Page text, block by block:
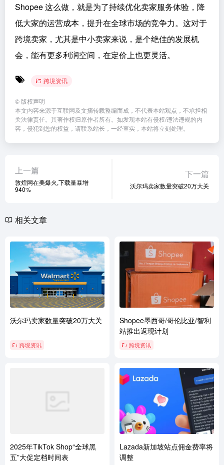
Shopee 这么做，就是为了持续优化卖家服务体验，降
低大家的运营成本，提升在全球市场的竞争力。这对于
跨境卖家，尤其是中小卖家来说，是个绝佳的发展机
会，能有更多利润空间，在定价上也更灵活。
跨境资讯
© 版权声明
本文内容来源于互联网及文摘转载整编而成，不代表本站观点，不承担相
关法律责任。其著作权归原作者所有。如发现本站有侵权/违法违规的内
容，侵犯到您的权益，请联系站长，一经查实，本站将立刻处理。
上一篇
敦煌网在美爆火,下载量暴增
940%
下一篇
沃尔玛卖家数量突破20万大关
相关文章
沃尔玛卖家数量突破20万大关
跨境资讯
Shopee墨西哥/哥伦比亚/智利
站推出返现计划
跨境资讯
2025年TikTok Shop“全球黑
五”大促定档时间表
Lazada新加坡站点佣金费率将
调整